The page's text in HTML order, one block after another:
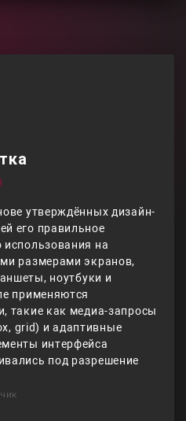
утверждённых дизайн-
его правильное
использования на
размерами экранов,
ноутбуки и
применяются
такие как медиа-запросы
grid) и адаптивные
интерфейса
под разрешение